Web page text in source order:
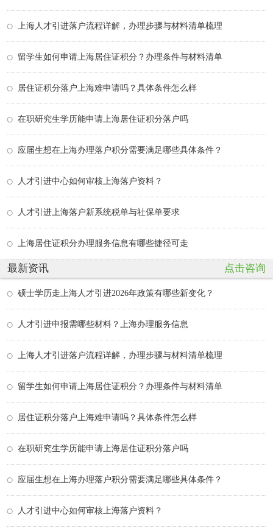
上海人才引进落户流程详解，办理步骤与材料清单梳理
留学生如何申请上海居住证积分？办理条件与材料清单
居住证积分落户上海难申请吗？具体条件怎么样
在职研究生学历能申请上海居住证积分落户吗
应届生想在上海办理落户积分需要满足哪些具体条件？
人才引进中心如何审核上海落户资料？
人才引进上海落户新系统税单与社保单要求
上海居住证积分办理服务信息有哪些捷径可走
最新资讯 点击咨询
硕士学历走上海人才引进2026年政策有哪些新变化？
人才引进申报需哪些材料？上海办理服务信息
上海人才引进落户流程详解，办理步骤与材料清单梳理
留学生如何申请上海居住证积分？办理条件与材料清单
居住证积分落户上海难申请吗？具体条件怎么样
在职研究生学历能申请上海居住证积分落户吗
应届生想在上海办理落户积分需要满足哪些具体条件？
人才引进中心如何审核上海落户资料？